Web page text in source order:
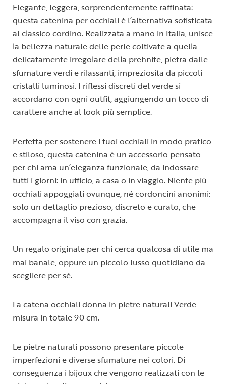
Elegante, leggera, sorprendentemente raffinata:
questa catenina per occhiali è l’alternativa sofisticata
al classico cordino. Realizzata a mano in Italia, unisce
la bellezza naturale delle perle coltivate a quella
delicatamente irregolare della prehnite, pietra dalle
sfumature verdi e rilassanti, impreziosita da piccoli
cristalli luminosi. I riflessi discreti del verde si
accordano con ogni outfit, aggiungendo un tocco di
carattere anche al look più semplice.
Perfetta per sostenere i tuoi occhiali in modo pratico
e stiloso, questa catenina è un accessorio pensato
per chi ama un’eleganza funzionale, da indossare
tutti i giorni: in ufficio, a casa o in viaggio. Niente più
occhiali appoggiati ovunque, né cordoncini anonimi:
solo un dettaglio prezioso, discreto e curato, che
accompagna il viso con grazia.
Un regalo originale per chi cerca qualcosa di utile ma
mai banale, oppure un piccolo lusso quotidiano da
scegliere per sé.
La catena occhiali donna in pietre naturali Verde
misura in totale 90 cm.
Le pietre naturali possono presentare piccole
imperfezioni e diverse sfumature nei colori. Di
conseguenza i bijoux che vengono realizzati con le